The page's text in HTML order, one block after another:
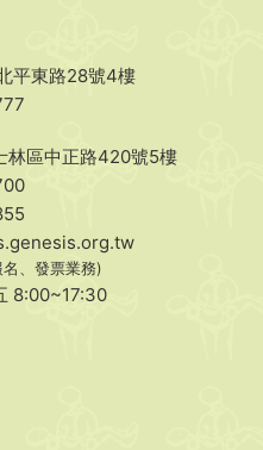
平東路28號4樓
林區中正路420號5樓
、發票業務)
8:00~17:30